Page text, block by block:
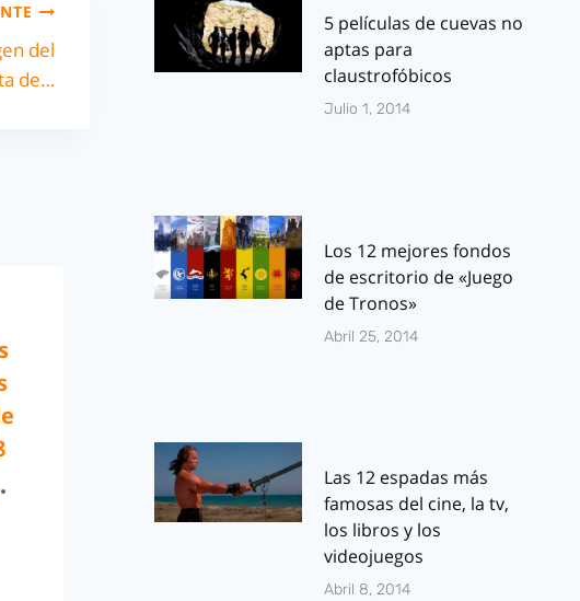
del
de…
5 películas de cuevas no
aptas para
claustrofóbicos
Julio 1, 2014
Los 12 mejores fondos
de escritorio de «Juego
de Tronos»
Abril 25, 2014
Las 12 espadas más
famosas del cine, la tv,
los libros y los
videojuegos
Abril 8, 2014